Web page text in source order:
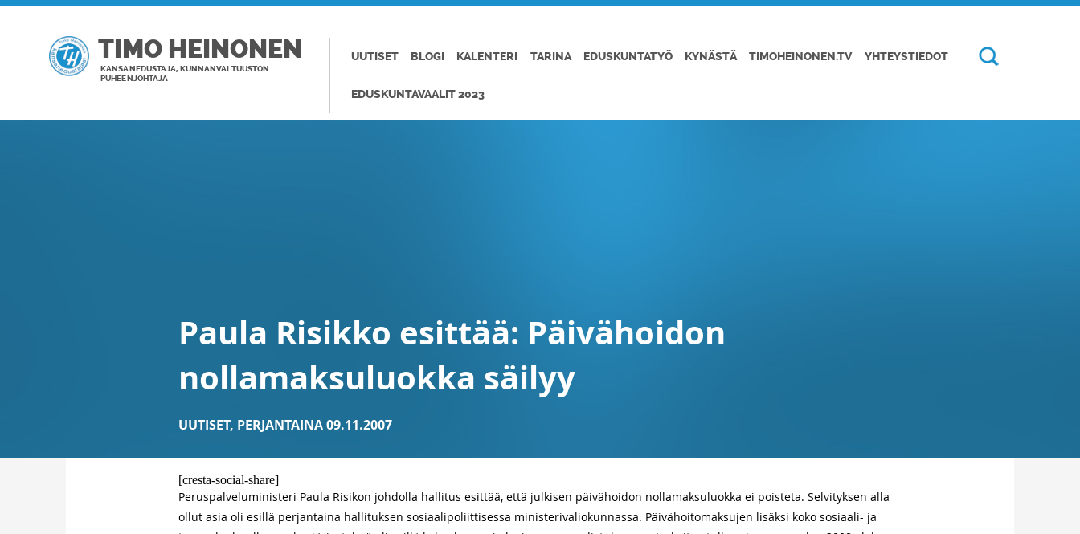
TIMO HEINONEN
KANSANEDUSTAJA, KUNNANVALTUUSTON
PUHEENJOHTAJA
UUTISET BLOGI KALENTERI TARINA EDUSKUNTATYÖ KYNÄSTÄ TIMOHEINONEN.TV YHTEYSTIEDOT
EDUSKUNTAVAALIT 2023
Paula Risikko esittää: Päivähoidon
nollamaksuluokka säilyy
UUTISET, PERJANTAINA 09.11.2007
[cresta-social-share]
Peruspalveluministeri Paula Risikon johdolla hallitus esittää, että julkisen päivähoidon nollamaksuluokka ei poisteta. Selvityksen alla
ollut asia oli esillä perjantaina hallituksen sosiaalipoliittisessa ministerivaliokunnassa. Päivähoitomaksujen lisäksi koko sosiaali- ja